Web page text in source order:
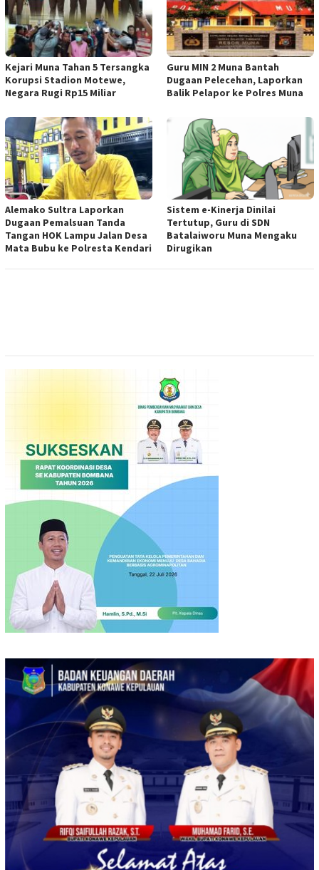
Kejari Muna Tahan 5 Tersangka
Korupsi Stadion Motewe,
Negara Rugi Rp15 Miliar
Guru MIN 2 Muna Bantah
Dugaan Pelecehan, Laporkan
Balik Pelapor ke Polres Muna
Alemako Sultra Laporkan
Dugaan Pemalsuan Tanda
Tangan HOK Lampu Jalan Desa
Mata Bubu ke Polresta Kendari
Sistem e-Kinerja Dinilai
Tertutup, Guru di SDN
Batalaiworu Muna Mengaku
Dirugikan